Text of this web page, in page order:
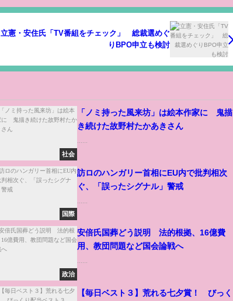
立憲・安住氏「TV番組をチェック」 総裁選めぐ
りBPO申立も検討
社会
「ノミ持った風来坊」は絵本作家に 鬼描
き続けた故野村たかあきさん
国際
訪ロのハンガリー首相にEU内で批判相次
ぐ、「誤ったシグナル」警戒
政治
安倍氏国葬どう説明 法的根拠、16億費
用、教団問題など国会論戦へ
【毎日ベスト３】荒れる七夕賞！ びっく